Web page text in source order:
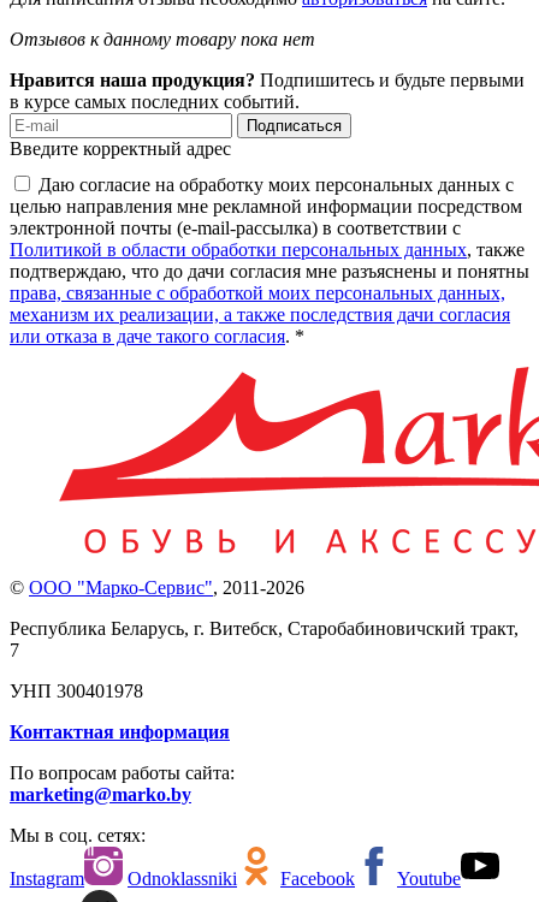
Отзывов к данному товару пока нет
Нравится наша продукция? Подпишитесь и будьте первыми
в курсе самых последних событий.
Подписаться
Введите корректный адрес
Даю согласие на обработку моих персональных данных с
целью направления мне рекламной информации посредством
электронной почты (e-mail-рассылка) в соответствии с
Политикой в области обработки персональных данных, также
подтверждаю, что до дачи согласия мне разъяснены и понятны
права, связанные с обработкой моих персональных данных,
механизм их реализации, а также последствия дачи согласия
или отказа в даче такого согласия. *
© ООО "Марко-Сервис", 2011-2026
Республика Беларусь, г. Витебск, Старобабиновичский тракт,
7
УНП 300401978
Контактная информация
По вопросам работы сайта:
marketing@marko.by
Мы в соц. сетях:
Instagram Odnoklassniki Facebook Youtube